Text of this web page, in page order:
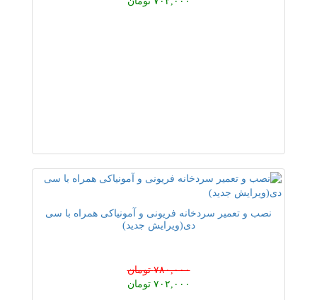
نصب و تعمیر سردخانه فریونی و آمونیاکی همراه با سی
دی(ویرایش جدید)
۷۸۰,۰۰۰ تومان
۷۰۲,۰۰۰ تومان